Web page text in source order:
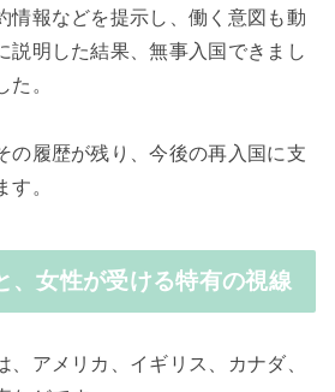
情報などを提示し、働く意図も動
説明した結果、無事入国できまし
た。
の履歴が残り、今後の再入国に支
す。
、女性が受ける特有の視線
、アメリカ、イギリス、カナダ、